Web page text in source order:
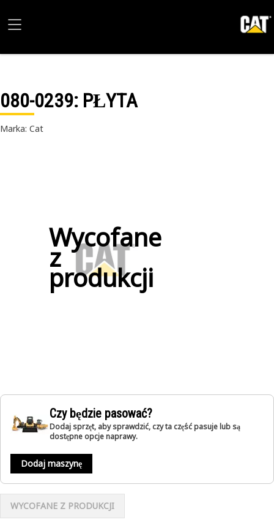
080-0239: PŁYTA
Marka: Cat
Wycofane
z
produkcji
Czy będzie pasować?
Dodaj sprzęt, aby sprawdzić, czy ta część pasuje lub są
dostępne opcje naprawy.
Dodaj maszynę
WYCOFANE Z PRODUKCJI